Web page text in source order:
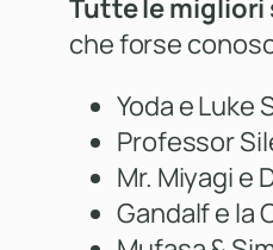
Tutte le migliori
che forse
Yoda e Luke
Professor
Mr. Miyagi e
Gandalf e la